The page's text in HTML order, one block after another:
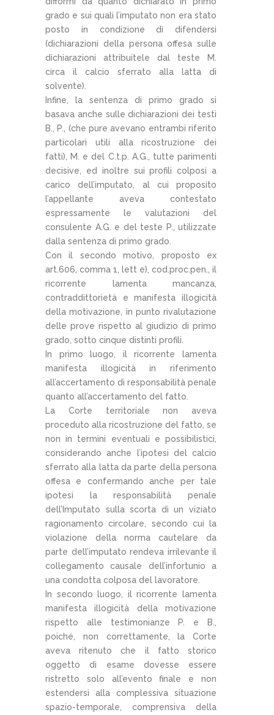
grado e sui quali l’imputato non era stato
posto in condizione di difendersi
(dichiarazioni della persona offesa sulle
dichiarazioni attribuitele dal teste M.
circa il calcio sferrato alla latta di
solvente).
Infine, la sentenza di primo grado si
basava anche sulle dichiarazioni dei testi
B., P., (che pure avevano entrambi riferito
particolari utili alla ricostruzione dei
fatti), M. e del C.t.p. A.G., tutte parimenti
decisive, ed inoltre sui profili colposi a
carico dell’imputato, al cui proposito
l’appellante aveva contestato
espressamente le valutazioni del
consulente A.G. e del teste P., utilizzate
dalla sentenza di primo grado.
Con il secondo motivo, proposto ex
art.606, comma 1, lett e), cod.proc.pen., il
ricorrente lamenta mancanza,
contraddittorietà e manifesta illogicità
della motivazione, in punto rivalutazione
delle prove rispetto al giudizio di primo
grado, sotto cinque distinti profili.
In primo luogo, il ricorrente lamenta
manifesta illogicità in riferimento
all’accertamento di responsabilità penale
quanto all’accertamento del fatto.
La Corte territoriale non aveva
proceduto alla ricostruzione del fatto, se
non in termini eventuali e possibilistici,
considerando anche l’ipotesi del calcio
sferrato alla latta da parte della persona
offesa e confermando anche per tale
ipotesi la responsabilità penale
dell’Imputato sulla scorta di un viziato
ragionamento circolare, secondo cui la
violazione della norma cautelare da
parte dell’imputato rendeva irrilevante il
collegamento causale dell’infortunio a
una condotta colposa del lavoratore.
In secondo luogo, il ricorrente lamenta
manifesta illogicità della motivazione
rispetto alle testimonianze P. e B.,
poiché, non correttamente, la Corte
aveva ritenuto che il fatto storico
oggetto di esame dovesse essere
ristretto solo all’evento finale e non
estendersi alla complessiva situazione
spazio-temporale, comprensiva della